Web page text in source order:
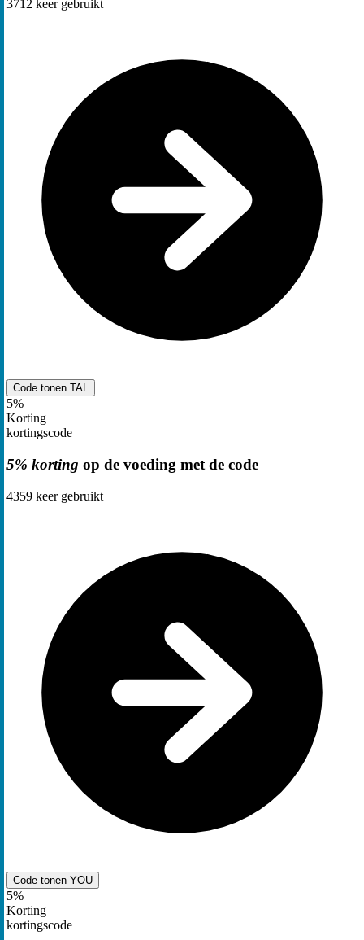
3712 keer gebruikt
Code tonen TAL
5%
Korting
kortingscode
5% korting op de voeding met de code
4359 keer gebruikt
Code tonen YOU
5%
Korting
kortingscode